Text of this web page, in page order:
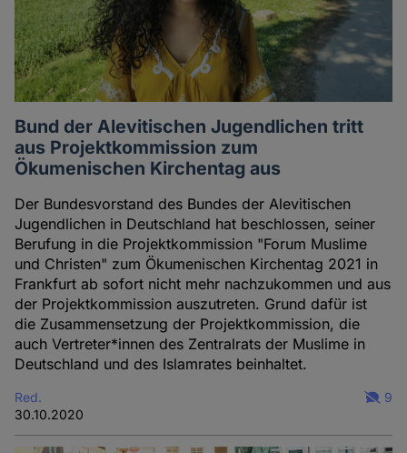
Bund der Alevitischen Jugendlichen tritt
aus Projektkommission zum
Ökumenischen Kirchentag aus
Der Bundesvorstand des Bundes der Alevitischen
Jugendlichen in Deutschland hat beschlossen, seiner
Berufung in die Projektkommission "Forum Muslime
und Christen" zum Ökumenischen Kirchentag 2021 in
Frankfurt ab sofort nicht mehr nachzukommen und aus
der Projektkommission auszutreten. Grund dafür ist
die Zusammensetzung der Projektkommission, die
auch Vertreter*innen des Zentralrats der Muslime in
Deutschland und des Islamrates beinhaltet.
Red.
30.10.2020
9